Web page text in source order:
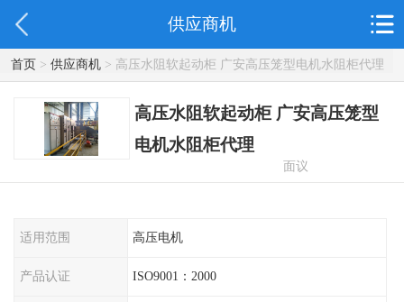
供应商机
首页> 供应商机> 高压水阻软起动柜 广安高压笼型电机水阻柜代理
高压水阻软起动柜 广安高压笼型
电机水阻柜代理
面议
适用范围 高压电机
产品认证 ISO9001：2000